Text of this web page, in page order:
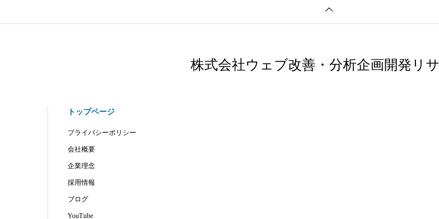
株式会社ウェブ改善・分析企画開発リ
トップページ
プライバシーポリシー
会社概要
企業理念
採用情報
ブログ
YouTube